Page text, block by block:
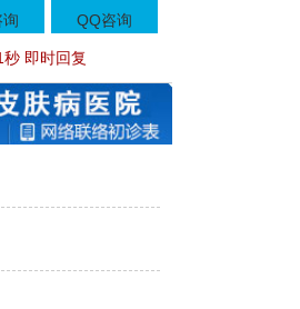
QQ咨询
秒 即时回复